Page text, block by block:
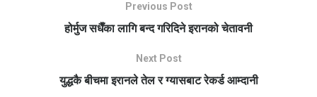
Previous Post
होर्मुज सधैँका लागि बन्द गरिदिने इरानको चेतावनी
Next Post
युद्धकै बीचमा इरानले तेल र ग्यासबाट रेकर्ड आम्दानी